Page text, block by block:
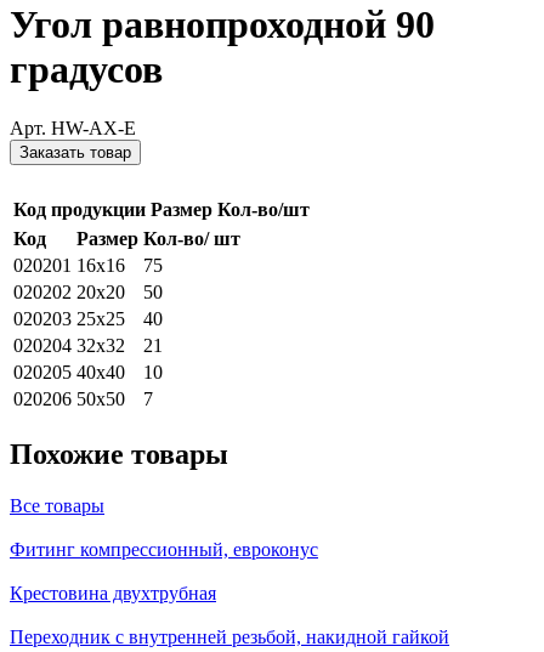
Угол равнопроходной 90
градусов
Арт. HW-AX-E
Заказать товар
Код продукции Размер Кол-во/шт
Код
Размер Кол-во/ шт
020201 16x16
75
020202 20x20
50
020203 25x25
40
020204 32x32
21
020205 40x40
10
020206 50x50 7
Похожие товары
Все товары
Фитинг компрессионный, евроконус
Крестовина двухтрубная
Переходник с внутренней резьбой, накидной гайкой